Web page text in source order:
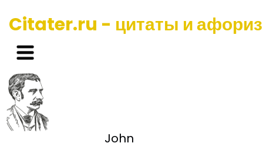
Citater.ru - цитаты и
John